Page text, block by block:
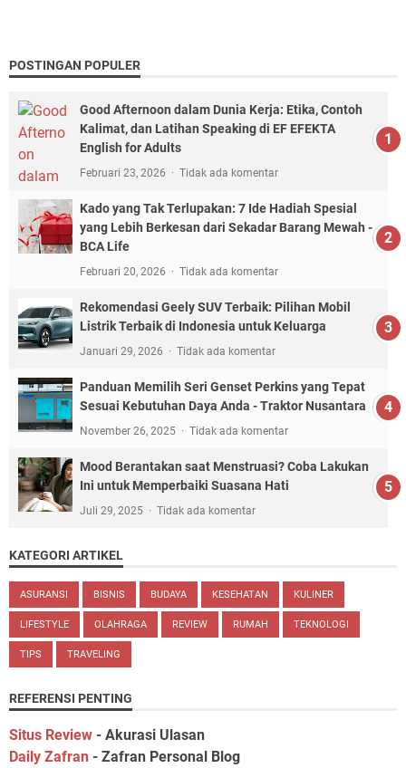
POSTINGAN POPULER
Good Afternoon dalam Dunia Kerja: Etika, Contoh
Kalimat, dan Latihan Speaking di EF EFEKTA
English for Adults
Februari 23, 2026 Tidak ada komentar
Kado yang Tak Terlupakan: 7 Ide Hadiah Spesial
yang Lebih Berkesan dari Sekadar Barang Mewah -
BCA Life
Februari 20, 2026 Tidak ada komentar
Rekomendasi Geely SUV Terbaik: Pilihan Mobil
Listrik Terbaik di Indonesia untuk Keluarga
Januari 29, 2026 Tidak ada komentar
Panduan Memilih Seri Genset Perkins yang Tepat
Sesuai Kebutuhan Daya Anda - Traktor Nusantara
November 26, 2025 Tidak ada komentar
Mood Berantakan saat Menstruasi? Coba Lakukan
Ini untuk Memperbaiki Suasana Hati
Juli 29, 2025 Tidak ada komentar
KATEGORI ARTIKEL
ASURANSI BISNIS BUDAYA KESEHATAN KULINER
LIFESTYLE OLAHRAGA REVIEW RUMAH TEKNOLOGI
TIPS TRAVELING
REFERENSI PENTING
Situs Review - Akurasi Ulasan
Daily Zafran - Zafran Personal Blog